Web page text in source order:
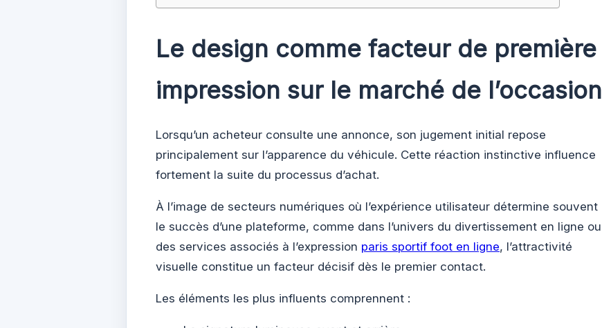
Le design comme facteur de première
impression sur le marché de l’occasion
Lorsqu’un acheteur consulte une annonce, son jugement initial repose
principalement sur l’apparence du véhicule. Cette réaction instinctive influence
fortement la suite du processus d’achat.
À l’image de secteurs numériques où l’expérience utilisateur détermine souvent
le succès d’une plateforme, comme dans l’univers du divertissement en ligne ou
des services associés à l’expression paris sportif foot en ligne, l’attractivité
visuelle constitue un facteur décisif dès le premier contact.
Les éléments les plus influents comprennent :